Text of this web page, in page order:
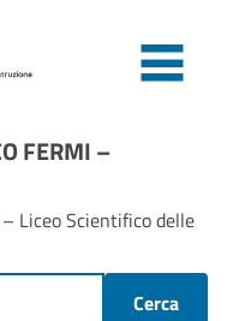
FERMI –
Liceo Scientifico delle
Cerca